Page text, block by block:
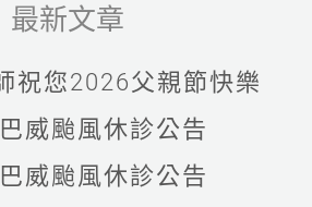
最新文章
祝您2026父親節快樂
威颱風休診公告
威颱風休診公告